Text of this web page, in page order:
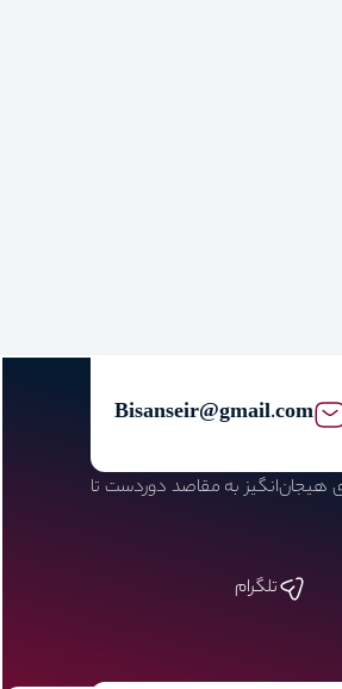
Bisanseir@gmail.com
هیجان‌انگیز به مقاصد دوردست تا
تلگرام